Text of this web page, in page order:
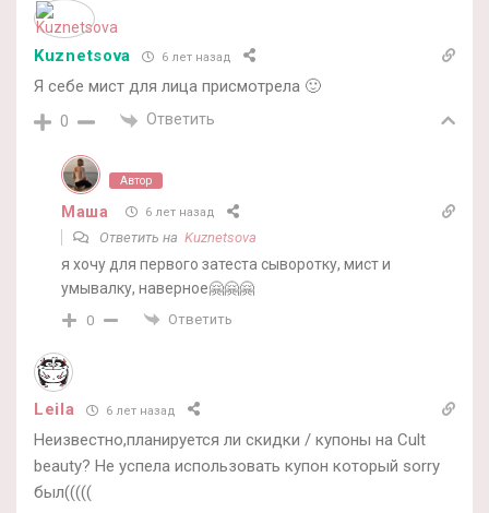
Kuznetsova 6 лет назад
Я себе мист для лица присмотрела 🙂
0 Ответить
Автор
Маша 6 лет назад
Ответить на Kuznetsova
я хочу для первого затеста сыворотку, мист и
умывалку, наверное🤗🤗🤗
0 Ответить
Leila 6 лет назад
Неизвестно,планируется ли скидки / купоны на Cult
beauty? Не успела использовать купон который sorry
был(((((